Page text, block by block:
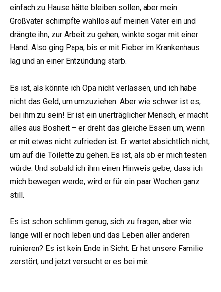
einfach zu Hause hätte bleiben sollen, aber mein
Großvater schimpfte wahllos auf meinen Vater ein und
drängte ihn, zur Arbeit zu gehen, winkte sogar mit einer
Hand. Also ging Papa, bis er mit Fieber im Krankenhaus
lag und an einer Entzündung starb.
Es ist, als könnte ich Opa nicht verlassen, und ich habe
nicht das Geld, um umzuziehen. Aber wie schwer ist es,
bei ihm zu sein! Er ist ein unerträglicher Mensch, er macht
alles aus Bosheit – er dreht das gleiche Essen um, wenn
er mit etwas nicht zufrieden ist. Er wartet absichtlich nicht,
um auf die Toilette zu gehen. Es ist, als ob er mich testen
würde. Und sobald ich ihm einen Hinweis gebe, dass ich
mich bewegen werde, wird er für ein paar Wochen ganz
still.
Es ist schon schlimm genug, sich zu fragen, aber wie
lange will er noch leben und das Leben aller anderen
ruinieren? Es ist kein Ende in Sicht. Er hat unsere Familie
zerstört, und jetzt versucht er es bei mir.